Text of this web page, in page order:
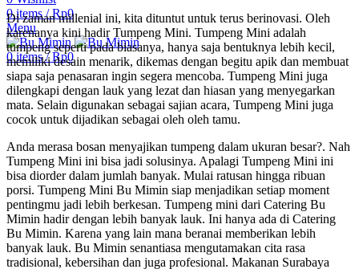
0items / Rp0
Menu
0items / Rp0
Di zaman millenial ini, kita dituntut untuk terus berinovasi. Oleh
karenanya kini hadir Tumpeng Mini. Tumpeng Mini adalah
tumpeng seperti pada biasanya, hanya saja bentuknya lebih kecil,
memiliki desain menarik, dikemas dengan begitu apik dan membuat
siapa saja penasaran ingin segera mencoba. Tumpeng Mini juga
dilengkapi dengan lauk yang lezat dan hiasan yang menyegarkan
mata. Selain digunakan sebagai sajian acara, Tumpeng Mini juga
cocok untuk dijadikan sebagai oleh oleh tamu.
Anda merasa bosan menyajikan tumpeng dalam ukuran besar?. Nah
Tumpeng Mini ini bisa jadi solusinya. Apalagi Tumpeng Mini ini
bisa diorder dalam jumlah banyak. Mulai ratusan hingga ribuan
porsi. Tumpeng Mini Bu Mimin siap menjadikan setiap moment
pentingmu jadi lebih berkesan. Tumpeng mini dari Catering Bu
Mimin hadir dengan lebih banyak lauk. Ini hanya ada di Catering
Bu Mimin. Karena yang lain mana beranai memberikan lebih
banyak lauk. Bu Mimin senantiasa mengutamakan cita rasa
tradisional, kebersihan dan juga profesional. Makanan Surabaya